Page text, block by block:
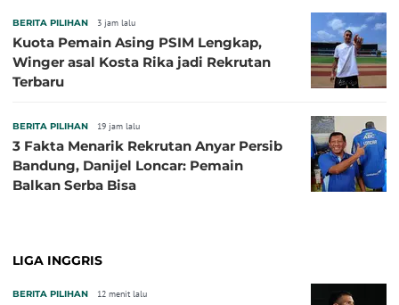
BERITA PILIHAN 3 jam lalu
Kuota Pemain Asing PSIM Lengkap,
Winger asal Kosta Rika jadi Rekrutan
Terbaru
BERITA PILIHAN 19 jam lalu
3 Fakta Menarik Rekrutan Anyar Persib
Bandung, Danijel Loncar: Pemain
Balkan Serba Bisa
LIGA INGGRIS
BERITA PILIHAN 12 menit lalu